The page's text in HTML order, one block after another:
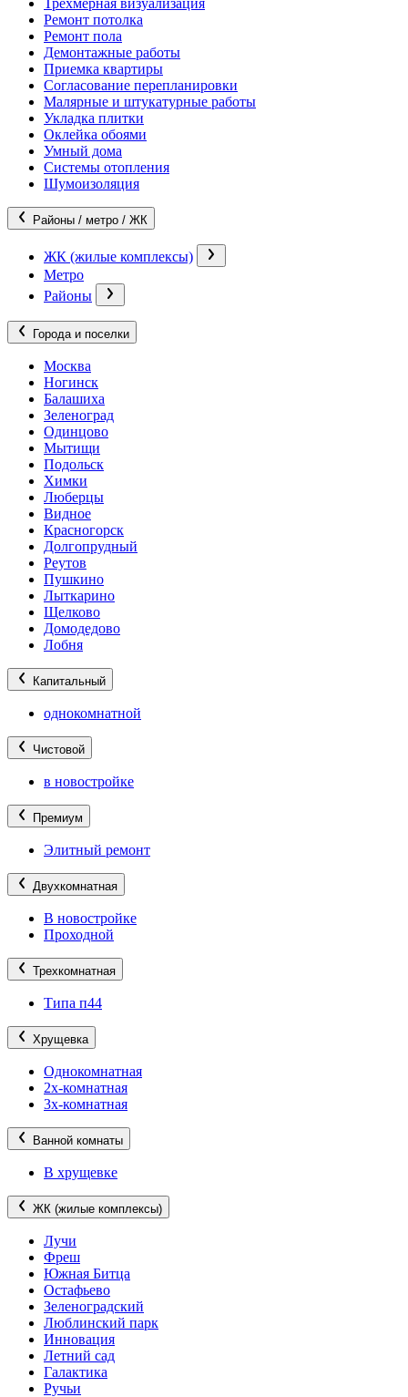
Трехмерная визуализация
Ремонт потолка
Ремонт пола
Демонтажные работы
Приемка квартиры
Согласование перепланировки
Малярные и штукатурные работы
Укладка плитки
Оклейка обоями
Умный дома
Системы отопления
Шумоизоляция
Районы / метро / ЖК
ЖК (жилые комплексы)
Метро
Районы
Города и поселки
Москва
Ногинск
Балашиха
Зеленоград
Одинцово
Мытищи
Подольск
Химки
Люберцы
Видное
Красногорск
Долгопрудный
Реутов
Пушкино
Лыткарино
Щелково
Домодедово
Лобня
Капитальный
однокомнатной
Чистовой
в новостройке
Премиум
Элитный ремонт
Двухкомнатная
В новостройке
Проходной
Трехкомнатная
Типа п44
Хрущевка
Однокомнатная
2х-комнатная
3х-комнатная
Ванной комнаты
В хрущевке
ЖК (жилые комплексы)
Лучи
Фреш
Южная Битца
Остафьево
Зеленоградский
Люблинский парк
Инновация
Летний сад
Галактика
Ручьи